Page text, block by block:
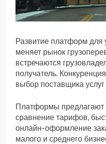
Развитие платформ для
меняет рынок
встречаются
получатель.
выбор поставщика
Платформы предлагают
сравнение тарифов,
онлайн-оформление
малого и среднего